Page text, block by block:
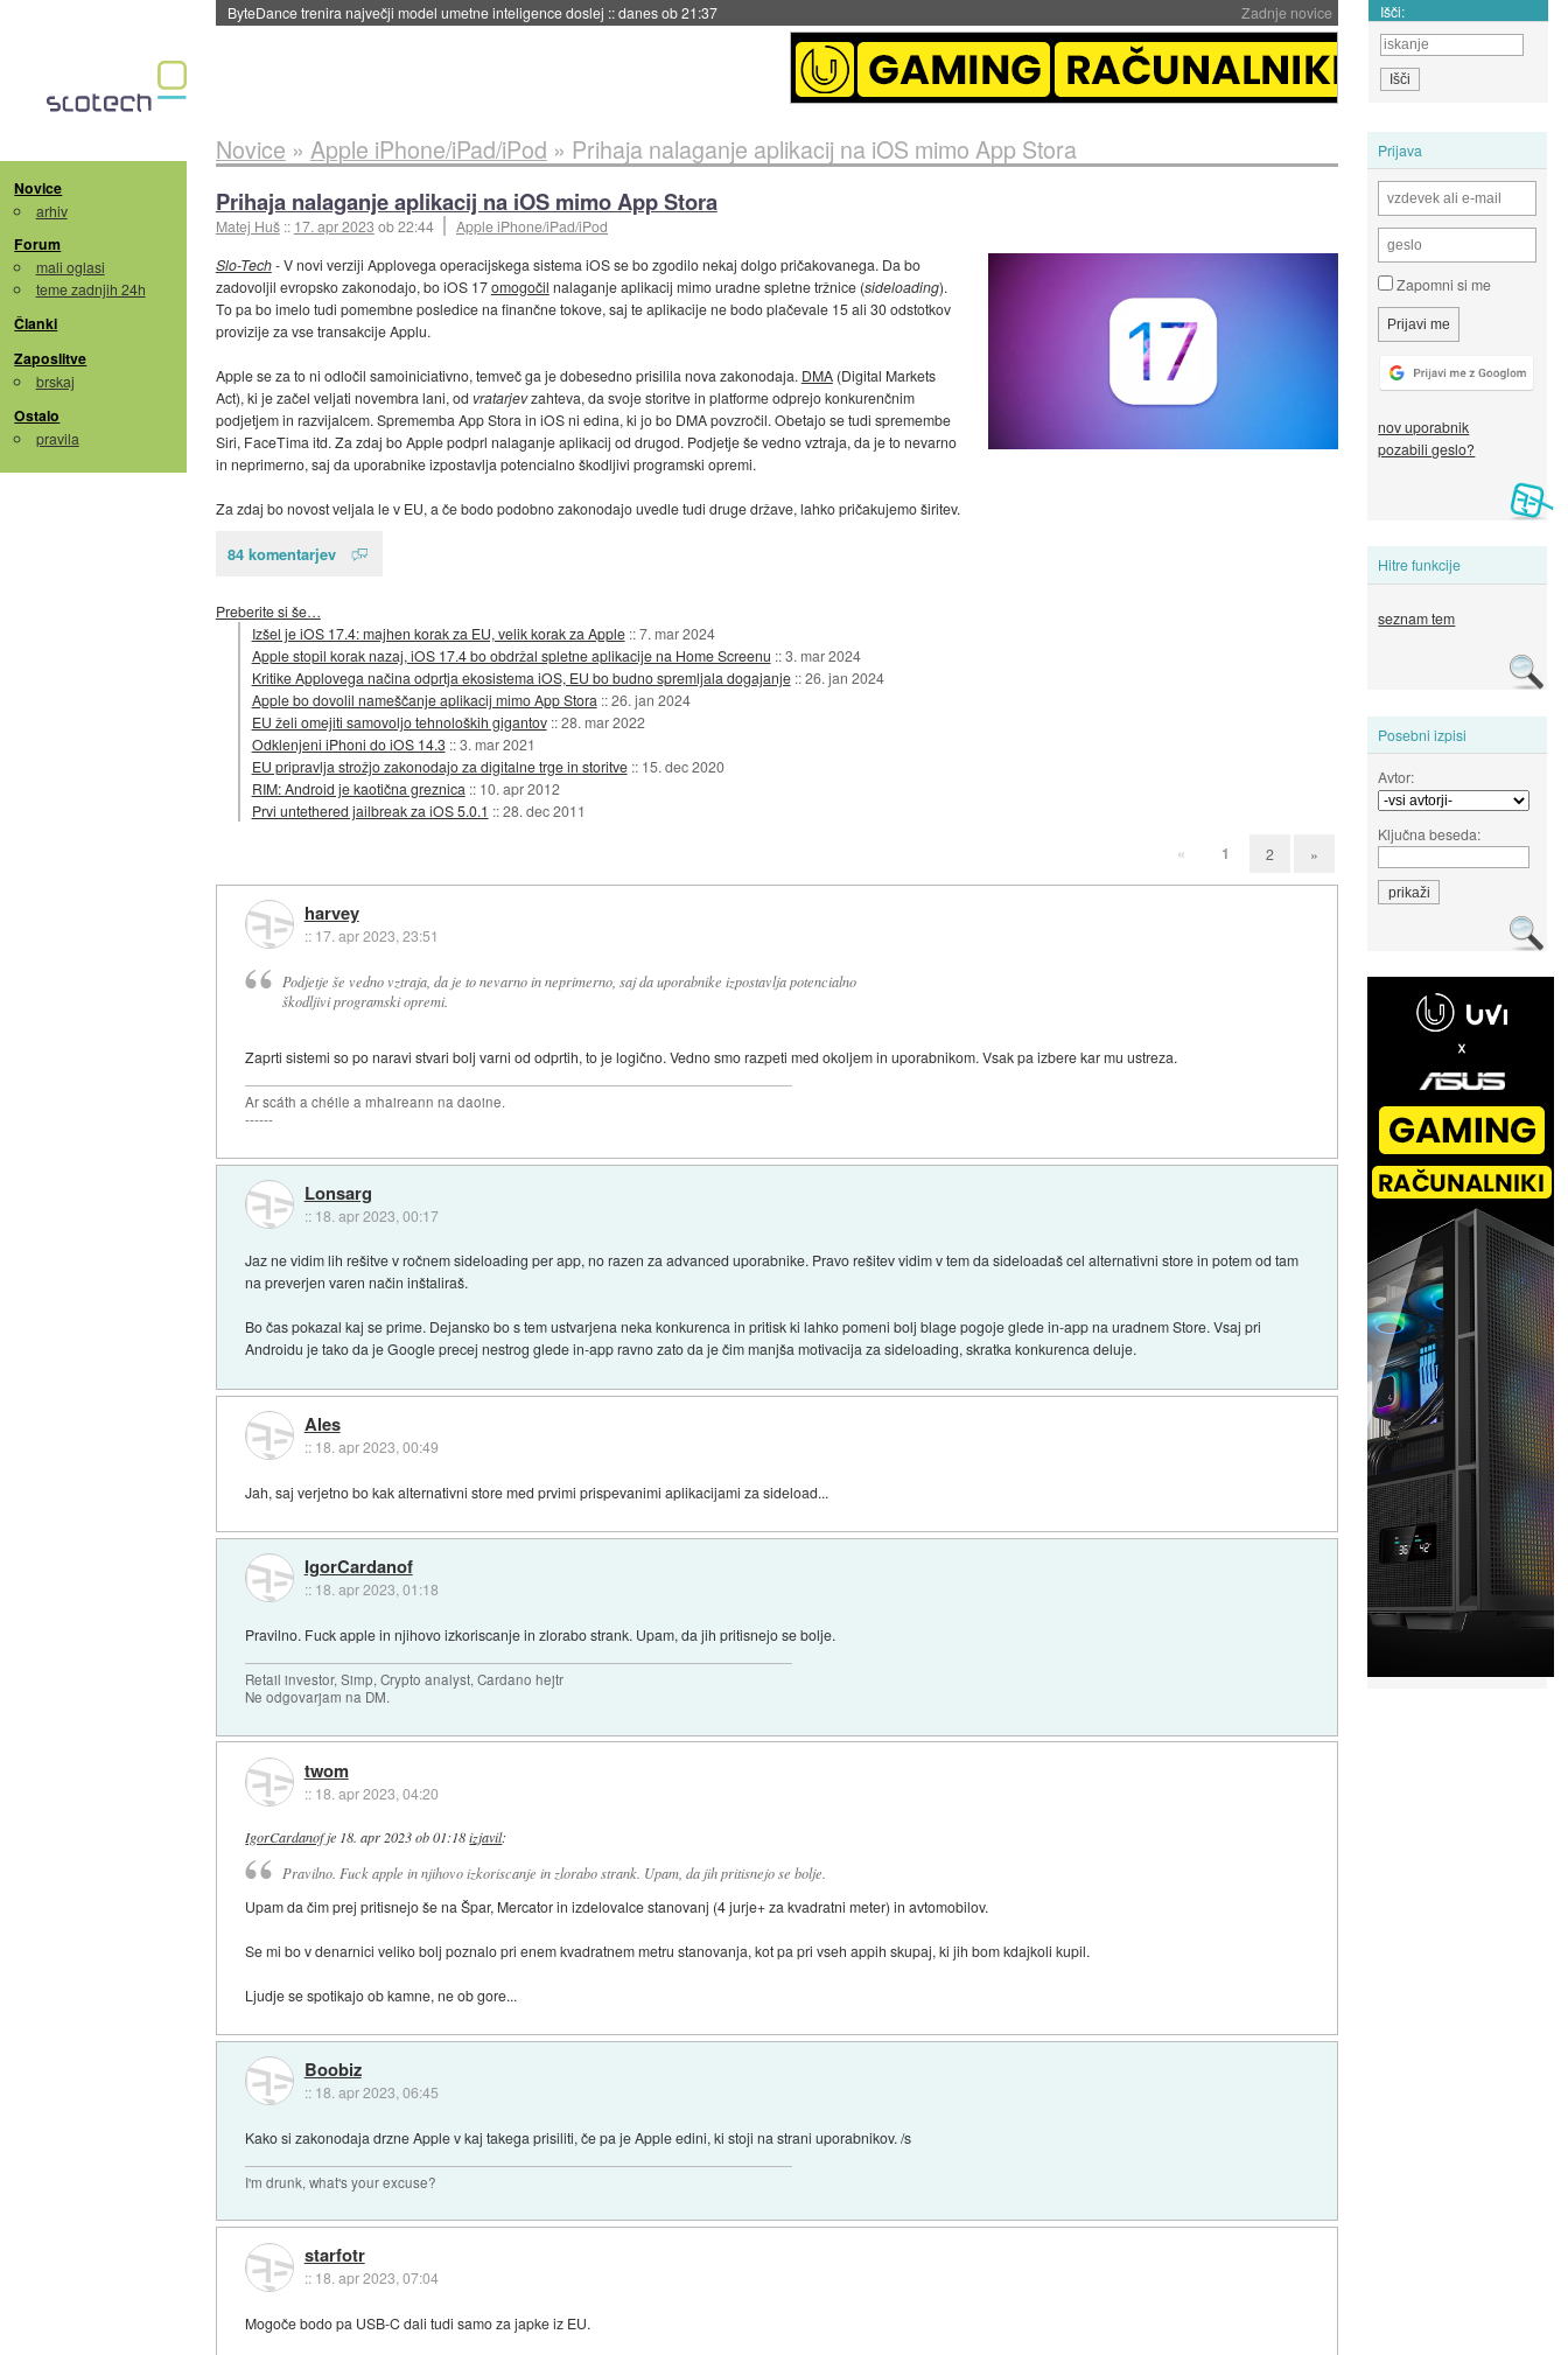
Zadnje novice
Spletne strani začele streči oglase za agente umetne inteligence::danes ob 21:23 Išči:
Novice
arhiv
Forum
mali oglasi
teme zadnjih 24h
Članki
Zaposlitve
brskaj
Ostalo
pravila
Prijava
Zapomni si me
nov uporabnik
pozabili geslo?
Hitre funkcije
seznam tem
Posebni izpisi
Avtor:
Ključna beseda:
Novice » Apple iPhone/iPad/iPod » Prihaja nalaganje aplikacij na iOS mimo App Stora
Prihaja nalaganje aplikacij na iOS mimo App Stora
Matej Huš :: 17. apr 2023 ob 22:44
Apple iPhone/iPad/iPod
Slo-Tech- V novi verziji Applovega operacijskega sistema iOS se bo zgodilo nekaj dolgo pričakovanega. Da bo
zadovoljil evropsko zakonodajo, bo iOS 17omogočil nalaganje aplikacij mimo uradne spletne tržnice (sideloading).
To pa bo imelo tudi pomembne posledice na finančne tokove, saj te aplikacije ne bodo plačevale 15 ali 30 odstotkov
provizije za vse transakcije Applu.
Apple se za to ni odločil samoiniciativno, temveč ga je dobesedno prisilila nova zakonodaja. DMA(Digital Markets
Act), ki je začel veljati novembra lani, od vratarjevzahteva, da svoje storitve in platforme odprejo konkurenčnim
podjetjem in razvijalcem. Sprememba App Stora in iOS ni edina, ki jo bo DMA povzročil. Obetajo se tudi spremembe
Siri, FaceTima itd. Za zdaj bo Apple podprl nalaganje aplikacij od drugod. Podjetje še vedno vztraja, da je to nevarno
in neprimerno, saj da uporabnike izpostavlja potencialno škodljivi programski opremi.
Za zdaj bo novost veljala le v EU, a če bodo podobno zakonodajo uvedle tudi druge države, lahko pričakujemo širitev.
84 komentarjev
Preberite si še…
Izšel je iOS 17.4: majhen korak za EU, velik korak za Apple ::7. mar 2024
Apple stopil korak nazaj, iOS 17.4 bo obdržal spletne aplikacije na Home Screenu ::3. mar 2024
Kritike Applovega načina odprtja ekosistema iOS, EU bo budno spremljala dogajanje ::26. jan 2024
Apple bo dovolil nameščanje aplikacij mimo App Stora ::26. jan 2024
EU želi omejiti samovoljo tehnoloških gigantov ::28. mar 2022
Odklenjeni iPhoni do iOS 14.3 ::3. mar 2021
EU pripravlja strožjo zakonodajo za digitalne trge in storitve :: 15. dec 2020
RIM: Android je kaotična greznica :: 10. apr 2012
Prvi untethered jailbreak za iOS 5.0.1 ::28. dec 2011
« 1 2 »
harvey
:: 17. apr 2023, 23:51
Podjetje še vedno vztraja, da je to nevarno in neprimerno, saj da uporabnike izpostavlja potencialno
škodljivi programski opremi.
Zaprti sistemi so po naravi stvari bolj varni od odprtih, to je logično. Vedno smo razpeti med okoljem in uporabnikom. Vsak pa izbere kar mu ustreza.
Ar scáth a chéile a mhaireann na daoine.
------
Lonsarg
:: 18. apr 2023, 00:17
Jaz ne vidim lih rešitve v ročnem sideloading per app, no razen za advanced uporabnike. Pravo rešitev vidim v tem da sideloadaš cel alternativni store in potem od tam
na preverjen varen način inštaliraš.
Bo čas pokazal kaj se prime. Dejansko bo s tem ustvarjena neka konkurenca in pritisk ki lahko pomeni bolj blage pogoje glede in-app na uradnem Store. Vsaj pri
Androidu je tako da je Google precej nestrog glede in-app ravno zato da je čim manjša motivacija za sideloading, skratka konkurenca deluje.
Ales
:: 18. apr 2023, 00:49
Jah, saj verjetno bo kak alternativni store med prvimi prispevanimi aplikacijami za sideload...
IgorCardanof
:: 18. apr 2023, 01:18
Pravilno. Fuck apple in njihovo izkoriscanje in zlorabo strank. Upam, da jih pritisnejo se bolje.
Retail investor, Simp, Crypto analyst, Cardano hejtr
Ne odgovarjam na DM.
twom
:: 18. apr 2023, 04:20
IgorCardanofje 18. apr 2023 ob 01:18 izjavil:
Pravilno. Fuck apple in njihovo izkoriscanje in zlorabo strank. Upam, da jih pritisnejo se bolje.
Upam da čim prej pritisnejo še na Špar, Mercator in izdelovalce stanovanj (4 jurje+ za kvadratni meter) in avtomobilov.
Se mi bo v denarnici veliko bolj poznalo pri enem kvadratnem metru stanovanja, kot pa pri vseh appih skupaj, ki jih bom kdajkoli kupil.
Ljudje se spotikajo ob kamne, ne ob gore...
Boobiz
:: 18. apr 2023, 06:45
Kako si zakonodaja drzne Apple v kaj takega prisiliti, če pa je Apple edini, ki stoji na strani uporabnikov. /s
I'm drunk, what's your excuse?
starfotr
:: 18. apr 2023, 07:04
Mogoče bodo pa USB-C dali tudi samo za japke iz EU.